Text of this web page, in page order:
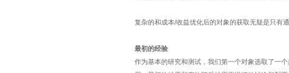
复杂的和成本/收益优化后的对象的获取无疑是只有
最初的经验
作为基本的研究和测试，我们第一个对象选取了一